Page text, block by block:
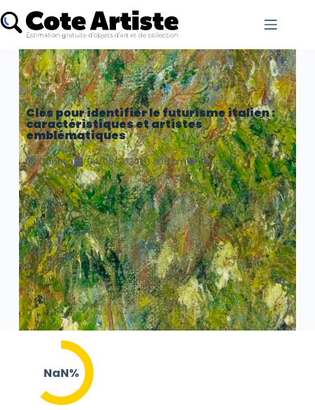
Clés pour identifier le futurisme italien :
caractéristiques et artistes
emblématiques
Damien 04/05/2024 6:16 pm Guide
NaN%